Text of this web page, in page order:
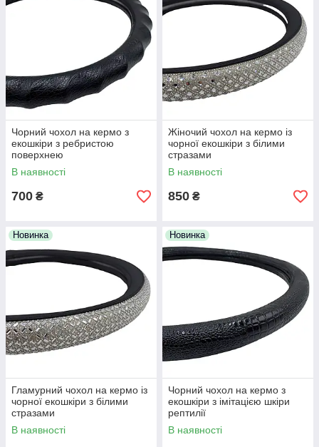
Чорний чохол на кермо з
екошкіри з ребристою
поверхнею
В наявності
700 ₴
Жіночий чохол на кермо із
чорної екошкіри з білими
стразами
В наявності
850 ₴
Новинка
Гламурний чохол на кермо із
чорної екошкіри з білими
стразами
В наявності
Новинка
Чорний чохол на кермо з
екошкіри з імітацією шкіри
рептилії
В наявності